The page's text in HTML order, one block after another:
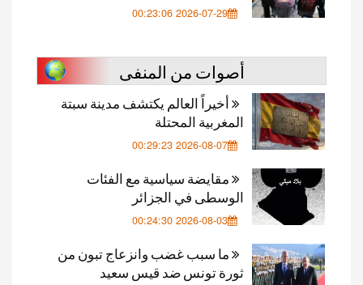
2026-07-29 00:23:06
أصوات من المنفى
أخيراً العالم يكتشف مدينة سبتة
المغربية المحتلة
2026-08-07 00:29:23
مقايضة سياسية مع الفئات
الوسطى في الجزائر
2026-08-03 00:24:30
ما سبب غضب وانزعاج تبون من
ثورة تونس ضد قيس سعيد